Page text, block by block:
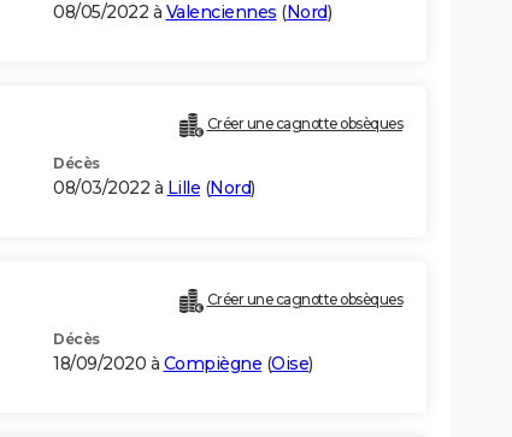
08/05/2022 à Valenciennes (Nord)
Créer une cagnotte obsèques
Décès
08/03/2022 à Lille (Nord)
Créer une cagnotte obsèques
Décès
18/09/2020 à Compiègne (Oise)